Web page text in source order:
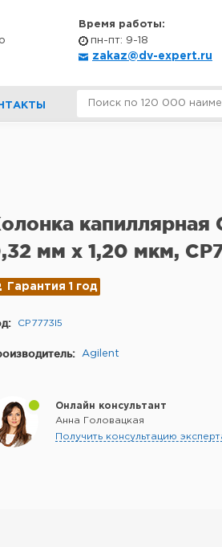
Время работы:
пн-пт: 9-18
zakaz@dv-expert.ru
капиллярная
мм х 1,20 мкм,
Гарантия 1 год
CP7773I5
Agilent
Онлайн консультант
Анна Головацкая
Получить консультацию